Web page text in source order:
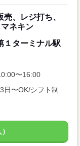
、レジ打ち、
ネキン
１ターミナル駅
〜16:00
★月・火・水・木・金・土・日・祝/週3日〜OK/シフト制 ※固定曜日相談可 Wワーク、扶養内勤務、学生さん大歓迎です(*^^)v